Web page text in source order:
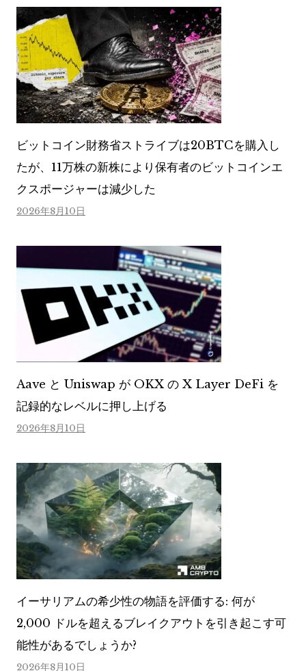
ビットコイン財務省ストライブは20BTCを購入し
たが、11万株の新株により保有者のビットコインエ
クスポージャーは減少した
2026年8月10日
Aave と Uniswap が OKX の X Layer DeFi を
記録的なレベルに押し上げる
2026年8月10日
イーサリアムの希少性の物語を評価する: 何が
2,000 ドルを超えるブレイクアウトを引き起こす可
能性があるでしょうか?
2026年8月10日